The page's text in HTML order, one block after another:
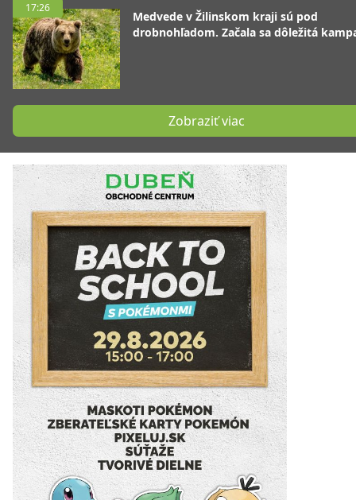
17:26
Medvede v Žilinskom kraji sú pod
drobnohľadom. Začala sa dôležitá
Zobraziť viac